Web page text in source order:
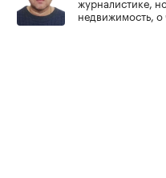
недвижимость, о